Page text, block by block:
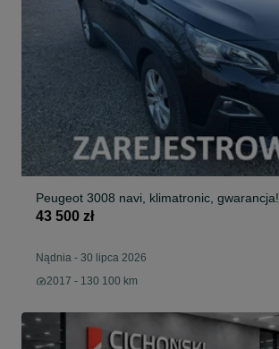
Peugeot 3008 navi, klimatronic, gwarancja!
43 500 zł
Nądnia - 30 lipca 2026
2017 - 130 100 km